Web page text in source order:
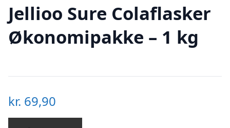
Jellioo Sure Colaflasker
Økonomipakke – 1 kg
kr. 69,90